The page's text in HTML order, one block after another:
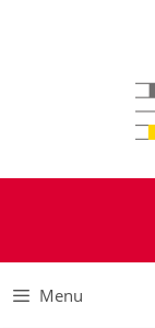
Menu